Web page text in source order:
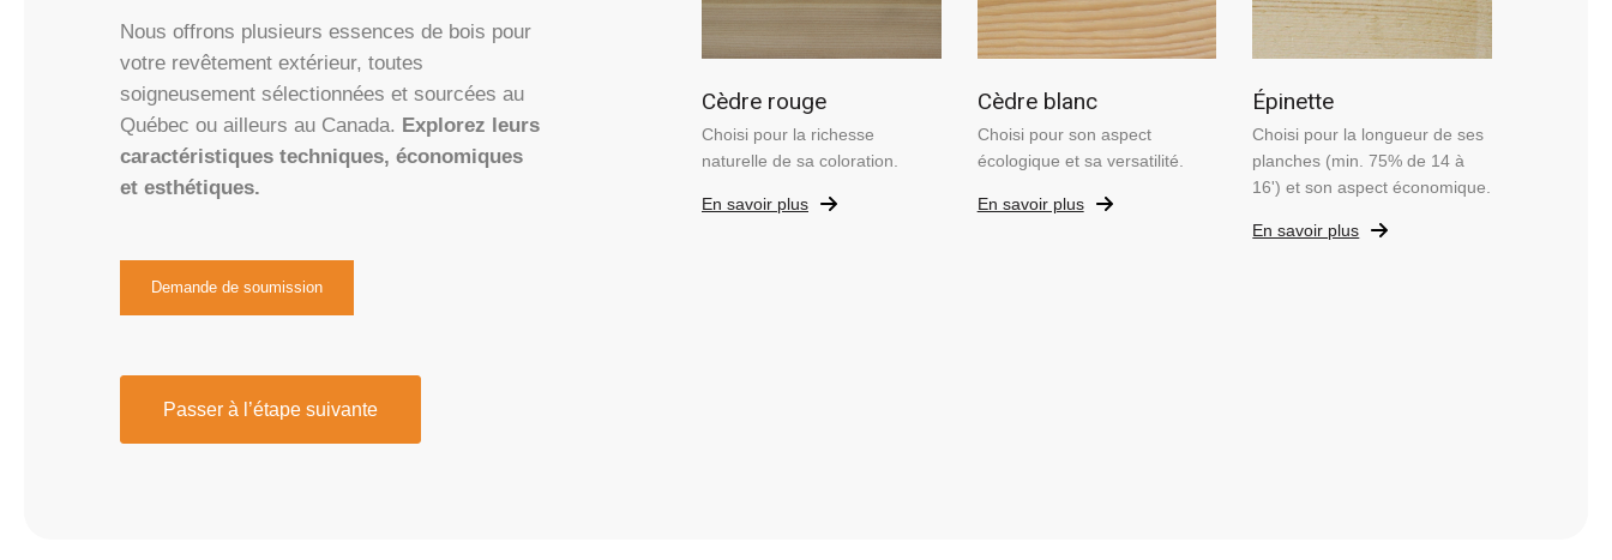
Nous offrons plusieurs essences de bois pour
votre revêtement extérieur, toutes
soigneusement sélectionnées et sourcées au
Québec ou ailleurs au Canada. Explorez leurs
caractéristiques techniques, économiques
et esthétiques.
Demande de soumission
Cèdre rouge
Choisi pour la richesse
naturelle de sa coloration.
En savoir plus
Cèdre blanc
Choisi pour son aspect
écologique et sa versatilité.
En savoir plus
Épinette
Choisi pour la longueur de ses
planches (min. 75% de 14 à
16') et son aspect économique.
En savoir plus
Passer à l’étape suivante